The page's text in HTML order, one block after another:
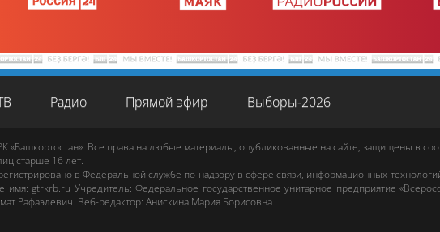
Радио Прямой эфир Выборы-2026
«Башкортостан». Все права на любые материалы, опубликованные на сайте, защищены в
старше 16 лет.
в Федеральной службе по надзору в сфере связи, информационных
имя:gtrkrb.ru Учредитель: Федеральное государственное унитарное предприятие
Рафаэлевич. Веб-редактор: Анискина Мария Борисовна.